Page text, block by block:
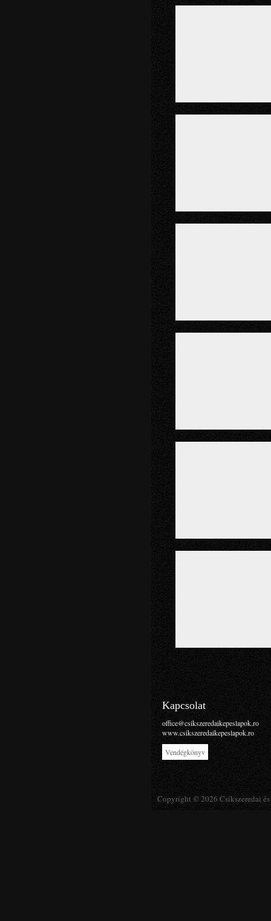
Kapcsolat
office@csikszeredaikepeslapok.ro
www.csikszeredaikepeslapok.ro
Vendégkönyv
Copyright © 2026 Csíkszeredai